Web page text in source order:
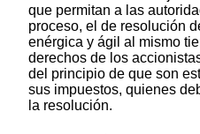
que permitan a las
proceso, el de resolución
enérgica y ágil al mismo
derechos de los
del principio de que son
sus impuestos, quienes
la resolución.